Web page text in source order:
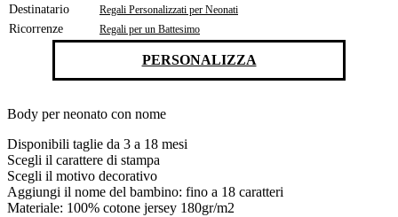
Destinatario Regali Personalizzati per Neonati
Ricorrenze Regali per un Battesimo
PERSONALIZZA
Body per neonato con nome
Disponibili taglie da 3 a 18 mesi
Scegli il carattere di stampa
Scegli il motivo decorativo
Aggiungi il nome del bambino: fino a 18 caratteri
Materiale: 100% cotone jersey 180gr/m2